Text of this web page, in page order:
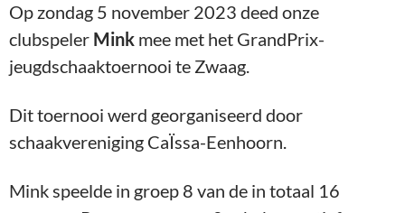
Op zondag 5 november 2023 deed onze
clubspeler Mink mee met het GrandPrix-
jeugdschaaktoernooi te Zwaag.
Dit toernooi werd georganiseerd door
schaakvereniging CaÏssa-Eenhoorn.
Mink speelde in groep 8 van de in totaal 16